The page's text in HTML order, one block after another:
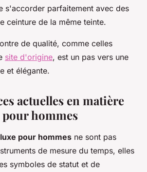
s'accorder parfaitement avec des
ceinture de la même teinte.
de qualité, comme celles
site d'origine, est un pas vers une
et élégante.
actuelles en matière
hommes
pour hommes ne sont pas
de mesure du temps, elles
symboles de statut et de